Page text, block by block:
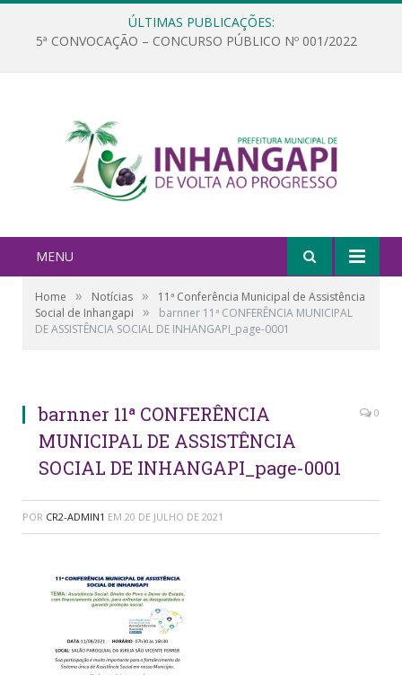
ÚLTIMAS PUBLICAÇÕES:
5ª CONVOCAÇÃO – CONCURSO PÚBLICO Nº 001/2022
MENU
Home » Notícias »
11ª Conferência Municipal de Assistência
Social de Inhangapi
»
barnner 11ª CONFERÊNCIA MUNICIPAL
DE ASSISTÊNCIA SOCIAL DE INHANGAPI_page-0001
barnner 11ª CONFERÊNCIA
MUNICIPAL DE ASSISTÊNCIA
SOCIAL DE INHANGAPI_page-0001
0
POR CR2-ADMIN1 EM 20 DE JULHO DE 2021